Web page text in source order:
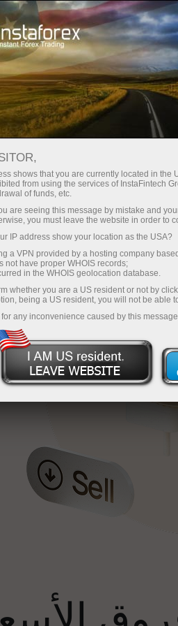
فتح الحساب الفوري
للشركاء
shows that you are currently located in the
from using the services of InstaFintech
of funds, etc.
are seeing this message by mistake and
you must leave the website in order to
IP address show your location as the USA?
a VPN provided by a hosting company
not have proper WHOIS records;
in the WHOIS geolocation database.
whether you are a US resident or not by
being a US resident, you will not be able
any inconvenience caused by this